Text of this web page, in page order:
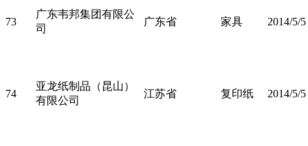
73
广东韦邦集团有限公
司
广东省 家具 2014/5/5
74
亚龙纸制品（昆山）
有限公司
江苏省 复印纸 2014/5/5